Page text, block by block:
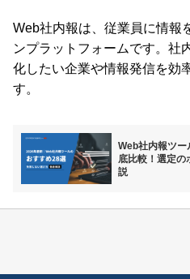
Web社内報は、従業員に情報
ンプラットフォームです。社
化したい企業や情報発信を効
す。
Web社内報ツ
底比較！選定の
説